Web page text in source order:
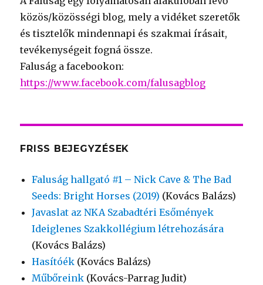
közös/közösségi blog, mely a vidéket szeretők
és tisztelők mindennapi és szakmai írásait,
tevékenységeit fogná össze.
Faluság a facebookon:
https://www.facebook.com/falusagblog
FRISS BEJEGYZÉSEK
Faluság hallgató #1 – Nick Cave & The Bad
Seeds: Bright Horses (2019) (Kovács Balázs)
Javaslat az NKA Szabadtéri Esőmények
Ideiglenes Szakkollégium létrehozására
(Kovács Balázs)
Hasítóék (Kovács Balázs)
Műbőreink (Kovács-Parrag Judit)